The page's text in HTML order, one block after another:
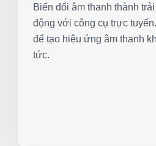
Biến đổi âm thanh thành
động với công cụ trực
để tạo hiệu ứng âm thanh
tức.